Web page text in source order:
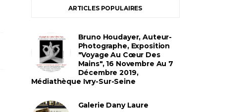
ARTICLES POPULAIRES
Bruno Houdayer, Auteur-
Photographe, Exposition
"Voyage Au Cœur Des
Mains", 16 Novembre Au 7
Décembre 2019,
Médiathèque Ivry-Sur-Seine
Galerie Dany Laure